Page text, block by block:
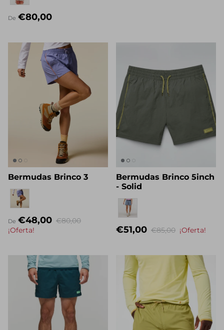
De €80,00
Bermudas Brinco 3
Eigenname
De €48,00 €80,00
¡Oferta!
Bermudas Brinco 5inch
- Solid
Nombre propio
€51,00 €85,00 ¡Oferta!